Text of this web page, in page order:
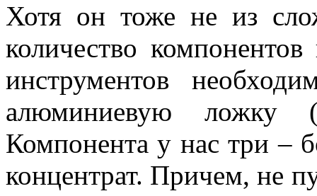
Хотя он тоже не из
количество
инструментов
алюминиевую ложку
Компонента у нас три –
концентрат. Причем, не